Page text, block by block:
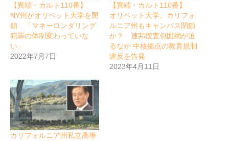
【異端・カルト110番】
NY州がオリベット大学を閉
鎖 「マネーロンダリング
犯罪の体制変わっていな
い」
2022年7月7日
【異端・カルト110番】
オリベット大学、カリフォ
ルニア州もキャンパス閉鎖
か？ 連邦捜査包囲網が迫
るなか 中核拠点の教育規制
違反を告発
2023年4月11日
カリフォルニア州私立高等